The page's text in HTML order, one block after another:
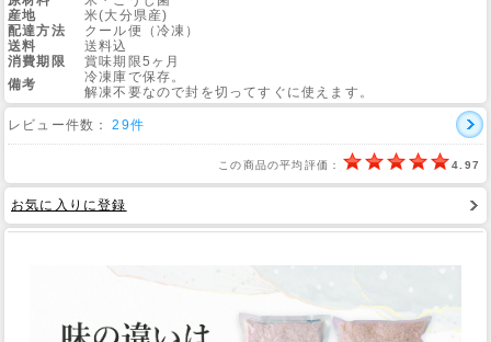
Site
産地
米(大分県産)
配達方法
クール便（冷凍）
送料
送料込
消費期限
賞味期限5ヶ月
備考
冷凍庫で保存。
解凍不要なので封を切ってすぐに使えます。
レビュー件数： 29件
この商品の平均評価： 4.97
お気に入りに登録